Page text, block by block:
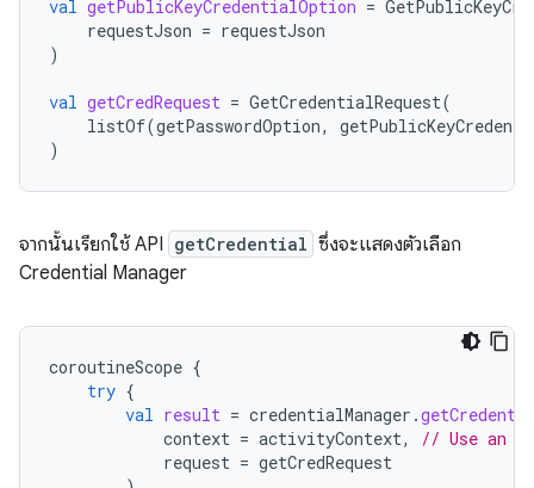
val getPublicKeyCredentialOption =
requestJson = requestJson
)
val getCredRequest = GetCredentialRequest(
listOf(getPasswordOption,
)
จากนั้นเรียกใช้ API getCredential ซึ่งจะแสดงตัวเลือก
Credential Manager
coroutineScope {
try {
val result = credentialManager .
context = activityContext,
// Use an
request = getCredRequest